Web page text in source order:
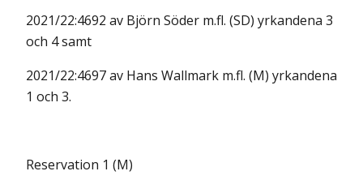
2021/22:4692 av Björn Söder m.fl. (SD) yrkandena 3
och 4 samt
2021/22:4697 av Hans Wallmark m.fl. (M) yrkandena
1 och 3.
Reservation 1 (M)